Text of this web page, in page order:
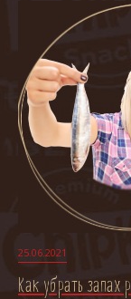
25.06.2021
Как убрать